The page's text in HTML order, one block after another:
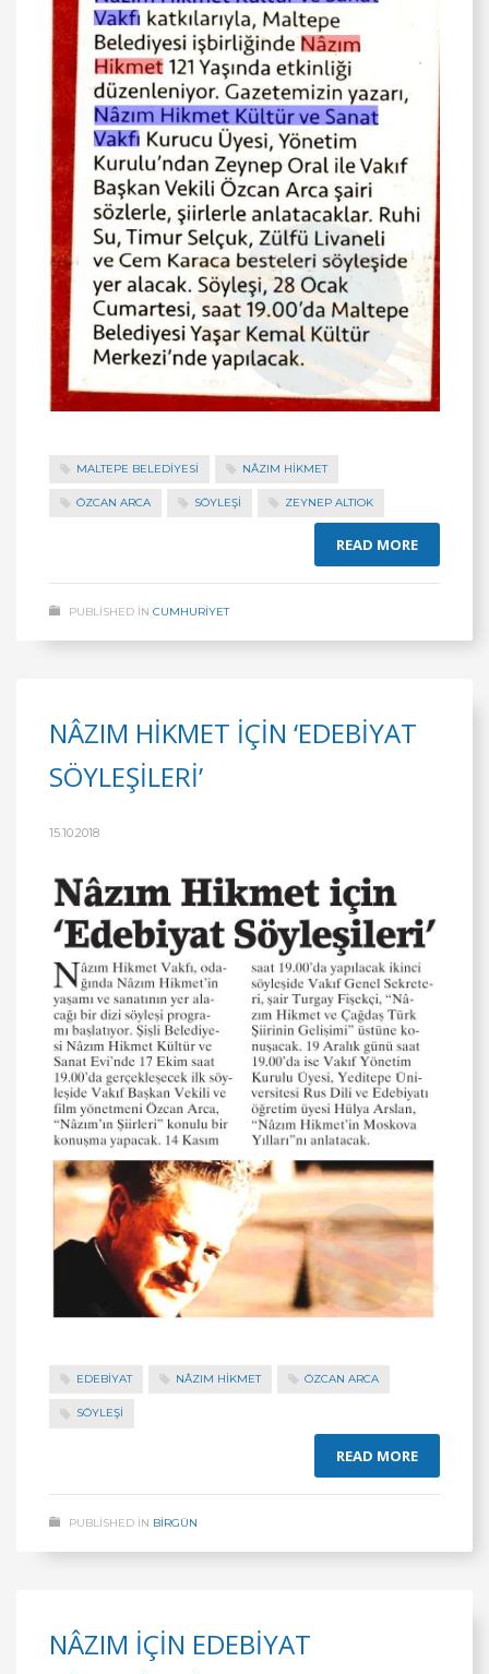
MALTEPE BELEDİYESİ NÂZIM HIKMET
ÖZCAN ARCA SÖYLEŞİ ZEYNEP ALTIOK
READ MORE
PUBLISHED IN CUMHURİYET
NÂZIM HİKMET İÇİN ‘EDEBİYAT
SÖYLEŞİLERİ’
15.10.2018
EDEBİYAT NÂZIM HIKMET ÖZCAN ARCA
SÖYLEŞİ
READ MORE
PUBLISHED IN BİRGÜN
NÂZIM İÇİN EDEBİYAT